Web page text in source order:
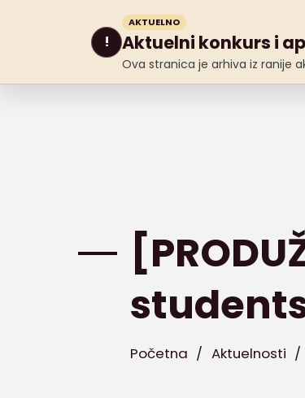
!
AKTUELNO
Aktuelni konkurs i
Ova stranica je arhiva iz ranije
Početna / Aktuelnosti /